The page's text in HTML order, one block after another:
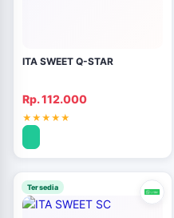
ITA SWEET Q-STAR
Rp. 112.000
Tersedia